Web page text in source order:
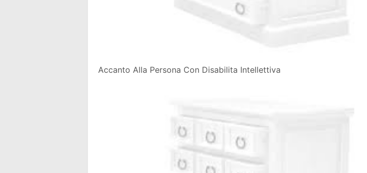
Accanto Alla Persona Con Disabilita Intellettiva